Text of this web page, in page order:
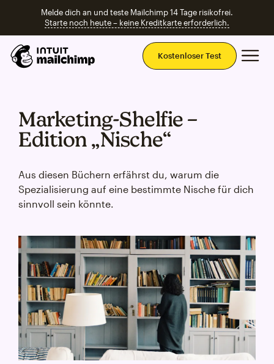
Melde dich an und teste Mailchimp 14 Tage risikofrei.
Starte noch heute – keine Kreditkarte erforderlich.
Kostenloser Test
Marketing‑Shelfie –
Edition „Nische“
Aus diesen Büchern erfährst du, warum die
Spezialisierung auf eine bestimmte Nische für dich
sinnvoll sein könnte.